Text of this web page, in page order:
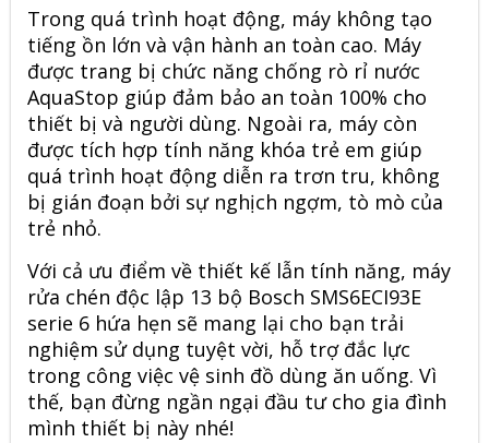
Trong quá trình hoạt động, máy không tạo
tiếng ồn lớn và vận hành an toàn cao. Máy
được trang bị chức năng chống rò rỉ nước
AquaStop giúp đảm bảo an toàn 100% cho
thiết bị và người dùng. Ngoài ra, máy còn
được tích hợp tính năng khóa trẻ em giúp
quá trình hoạt động diễn ra trơn tru, không
bị gián đoạn bởi sự nghịch ngợm, tò mò của
trẻ nhỏ.
Với cả ưu điểm về thiết kế lẫn tính năng, máy
rửa chén độc lập 13 bộ Bosch SMS6ECI93E
serie 6 hứa hẹn sẽ mang lại cho bạn trải
nghiệm sử dụng tuyệt vời, hỗ trợ đắc lực
trong công việc vệ sinh đồ dùng ăn uống. Vì
thế, bạn đừng ngần ngại đầu tư cho gia đình
mình thiết bị này nhé!